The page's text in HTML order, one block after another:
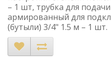
– 1 шт, трубка для
армированный для
(бутыли) 3/4" 1.5 м – 1 шт.